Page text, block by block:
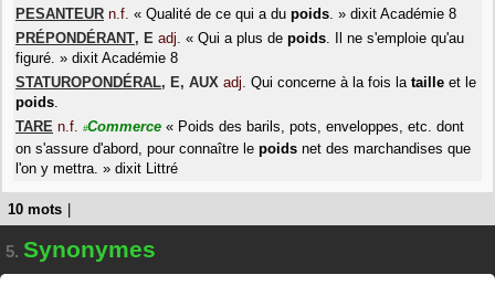
PESANTEUR n.f. « Qualité de ce qui a du poids. » dixit Académie 8
PRÉPONDÉRANT, E adj. « Qui a plus de poids. Il ne s'emploie qu'au
figuré. » dixit Académie 8
STATUROPONDÉRAL, E, AUX adj. Qui concerne à la fois la taille et le
poids.
TARE n.f. #Commerce « Poids des barils, pots, enveloppes, etc. dont
on s'assure d'abord, pour connaître le poids net des marchandises que
l'on y mettra. » dixit Littré
10 mots
5. Synonymes